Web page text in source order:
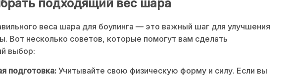
подходящий вес шара
веса шара для боулинга — это важный шаг для улучшения
Вот несколько советов, которые помогут вам сделать
выбор:
подготовка: Учитывайте свою физическую форму и силу. Если вы